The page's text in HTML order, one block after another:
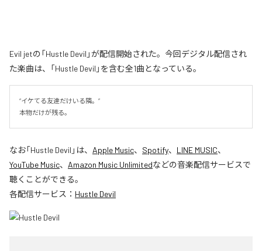
Evil jetの「Hustle Devil」が配信開始された。今回デジタル配信され
た楽曲は、「Hustle Devil」を含む全1曲となっている。
“イケてる友達だけいる隣。”
本物だけが残る。
なお「Hustle Devil 」は、 Apple Music、 Spotify、 LINE MUSIC、
YouTube Music、 Amazon Music Unlimitedなどの音楽配信サービスで
聴くことができる。
各配信サービス： Hustle Devil